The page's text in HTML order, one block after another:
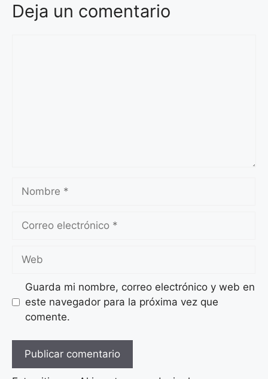
Deja un comentario
Nombre
Correo
Web
Guarda mi nombre, correo electrónico y web en
este navegador para la próxima vez que
comente.